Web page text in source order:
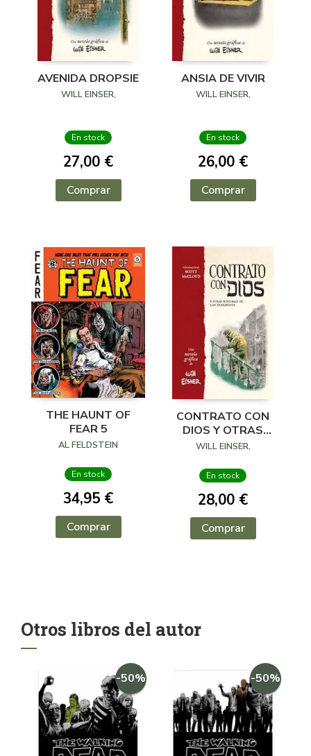
AVENIDA DROPSIE
WILL EINSER,
En stock
27,00 €
Comprar
ANSIA DE VIVIR
WILL EINSER,
En stock
26,00 €
Comprar
THE HAUNT OF
FEAR 5
AL FELDSTEIN
En stock
34,95 €
Comprar
CONTRATO CON
DIOS Y OTRAS
HISTORIAS DE LOS
WILL EINSER,
En stock
28,00 €
Comprar
Otros libros del autor
-50% -50%